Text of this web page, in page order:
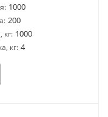
1000
200
кг: 1000
кг: 4